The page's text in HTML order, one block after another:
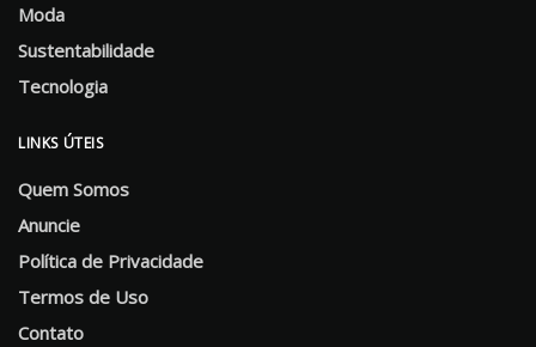
Moda
Sustentabilidade
Tecnologia
LINKS ÚTEIS
Quem Somos
Anuncie
Política de Privacidade
Termos de Uso
Contato